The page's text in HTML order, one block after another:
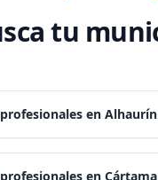
tu
en
en Cártama